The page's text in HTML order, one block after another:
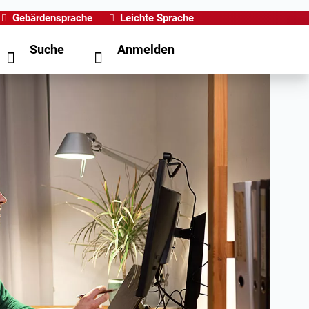
Gebärdensprache Leichte Sprache
Suche Anmelden